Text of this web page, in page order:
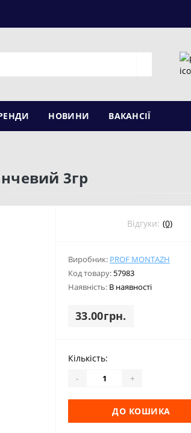
НОВИНИ ВАКАНСІЇ
3гр
Відгуки: (0)
Виробник: PROF MONTAZH
Код товару: 57983
Наявність: В наявності
33.00грн.
Кількість:
- +
ДО КОШИКА